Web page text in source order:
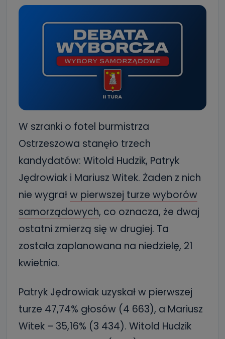
W szranki o fotel burmistrza
Ostrzeszowa stanęło trzech
kandydatów: Witold Hudzik, Patryk
Jędrowiak i Mariusz Witek. Żaden z nich
nie wygrałw pierwszej turze wyborów
samorządowych, co oznacza, że dwaj
ostatni zmierzą się w drugiej. Ta
została zaplanowana na niedzielę, 21
kwietnia.
Patryk Jędrowiak uzyskał w pierwszej
turze 47,74% głosów (4 663), a Mariusz
Witek – 35,16% (3 434). Witold Hudzik